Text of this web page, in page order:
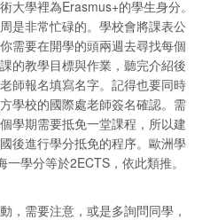
大學裡為Erasmus+的學生身分。
是非常忙碌的。學校會將課表公
需要在開學的頭兩週去尋找每個
的教學目標與作業，聽完介紹後
師報名填寫名字。記得也要同時
學校的國際處老師簽名確認。需
學期需要抵免一堂課程，所以建
後進行學分抵免的程序。歐洲學
學分等於2ECTS，依此類推。
，需要注意，或是多詢問同學，